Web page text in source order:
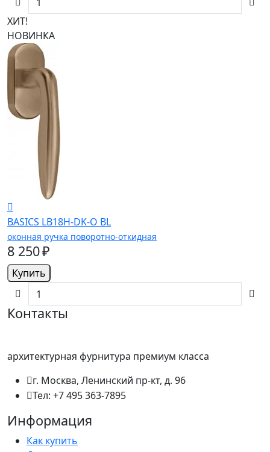
ХИТ!
НОВИНКА
BASICS LB18H-DK-O BL
оконная ручка поворотно-откидная
8 250 ₽
Купить
Контакты
архитектурная фурнитура премиум класса
г. Москва, Ленинский пр-кт, д. 96
Тел: +7 495 363-7895
Информация
Как купить